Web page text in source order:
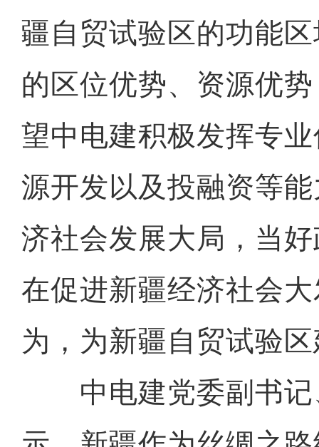
疆自贸试验区的功能
的区位优势、资源优
望中电建积极发挥专
源开发以及投融资等
济社会发展大局，当好
在促进新疆经济社会
为，为新疆自贸试验
中电建党委副书记